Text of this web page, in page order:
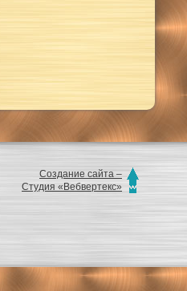
Создание сайта –
Студия «Вебвертекс»